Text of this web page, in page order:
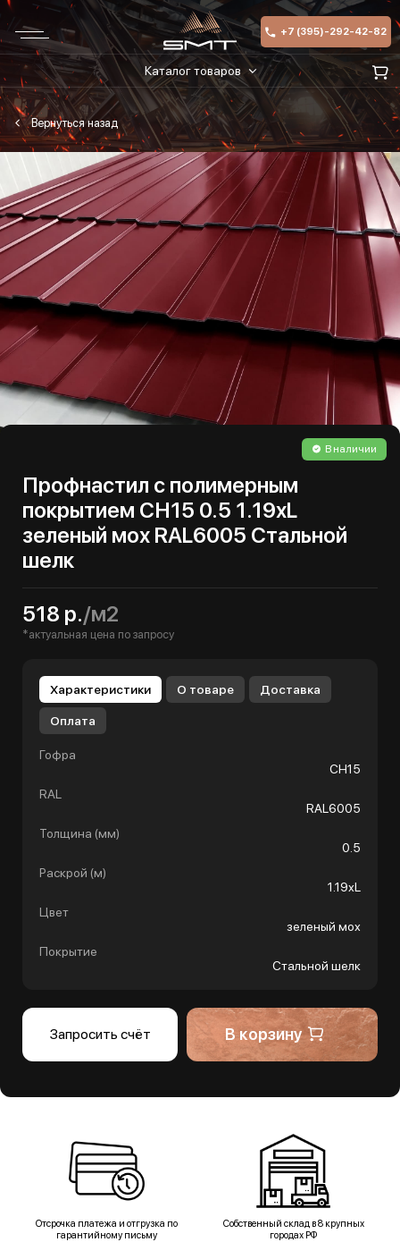
+7 (395)-292-42-82
Каталог товаров
В наличии
Профнастил с полимерным
покрытием СН15 0.5 1.19хL
зеленый мох RAL6005 Стальной
шелк
518 р./м2
*актуальная цена по запросу
Характеристики О товаре Доставка
Оплата
Гофра
СН15
RAL
RAL6005
Толщина (мм)
0.5
Раскрой (м)
1.19хL
Цвет
зеленый мох
Покрытие
Стальной шелк
Запросить счёт В корзину
Отсрочка платежа и отгрузка по
гарантийному письму
Собственный склад в 8 крупных
городах РФ